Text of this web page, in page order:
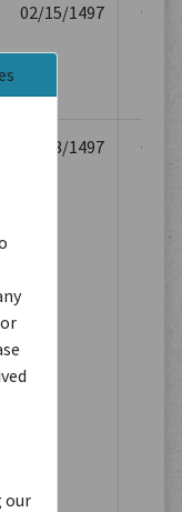
our
02/15/1497
02/18/1497